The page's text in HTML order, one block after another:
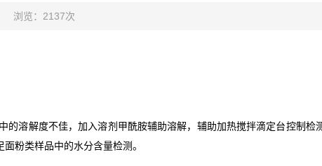
浏览：2137次
溶解度不佳，加入溶剂甲酰胺辅助溶解，辅助加热搅拌滴定台控制
粉类样品中的水分含量检测。